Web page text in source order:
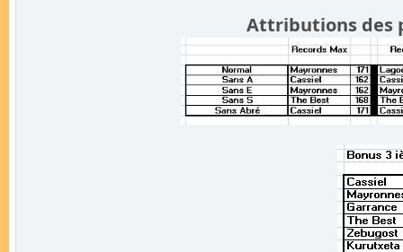
Attributions des